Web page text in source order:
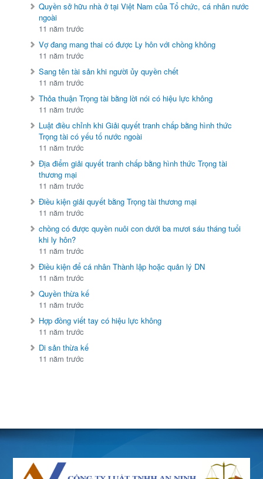
Quyền sở hữu nhà ở tại Việt Nam của Tổ chức, cá nhân nước
ngoài
11 năm trước
Vợ đang mang thai có được Ly hôn với chồng không
11 năm trước
Sang tên tài sản khi người ủy quyền chết
11 năm trước
Thỏa thuận Trọng tài bằng lời nói có hiệu lực không
11 năm trước
Luật điều chỉnh khi Giải quyết tranh chấp bằng hình thức
Trọng tài có yếu tố nước ngoài
11 năm trước
Địa điểm giải quyết tranh chấp bằng hình thức Trọng tài
thương mại
11 năm trước
Điều kiện giải quyết bằng Trọng tài thương mại
11 năm trước
chồng có được quyền nuôi con dưới ba mươi sáu tháng tuổi
khi ly hôn?
11 năm trước
Điều kiện để cá nhân Thành lập hoặc quản lý DN
11 năm trước
Quyền thừa kế
11 năm trước
Hợp đồng viết tay có hiệu lực không
11 năm trước
Di sản thừa kế
11 năm trước